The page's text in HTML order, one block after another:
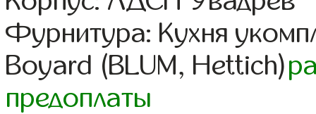
Фурнитура: Кухня
Boyard (BLUM, Hettich)
предоплаты